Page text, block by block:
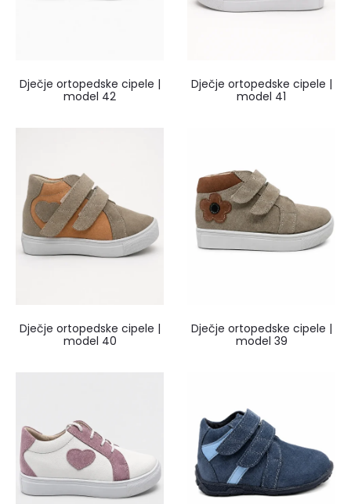
Dječje ortopedske cipele |
model 42
Dječje ortopedske cipele |
model 41
Dječje ortopedske cipele |
model 40
Dječje ortopedske cipele |
model 39